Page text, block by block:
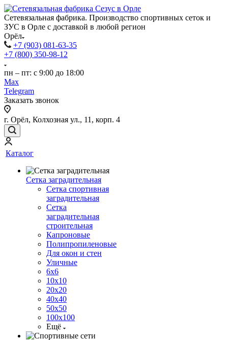
Сетевязальная фабрика. Производство спортивных сеток и
ЗУС в Орле с доставкой в любой регион
Орёл
+7 (903) 081-63-35
+7 (800) 350-98-12
пн – пт: с 9:00 до 18:00
Max
Telegram
Заказать звонок
г. Орёл, Колхозная ул., 11, корп. 4
Каталог
Сетка заградительная
Сетка спортивная
заградительная
Сетка
заградительная
строительная
Капроновые
Полипропиленовые
Для окон и стен
Уличные
6х6
10х10
20х20
40х40
50х50
100х100
Ещё